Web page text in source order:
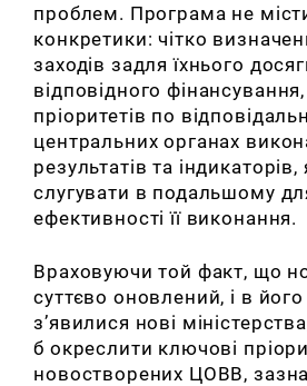
проблем. Програма не
конкретики: чітко
заходів задля їхнього
відповідного
пріоритетів по
центральних органах
результатів та
слугувати в подальшому
ефективності її виконання.
Враховуючи той факт, що
суттєво оновлений, і в його
з’явилися нові
б окреслити ключові
новостворених ЦОВВ,